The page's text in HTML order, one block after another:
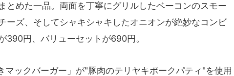
とめた一品。両面を丁寧にグリルしたベーコンのスモー
ーズ、そしてシャキシャキしたオニオンが絶妙なコンビ
390円、バリューセットが690円。
ックバーガー」が"豚肉のテリヤキポークパティ"を使用